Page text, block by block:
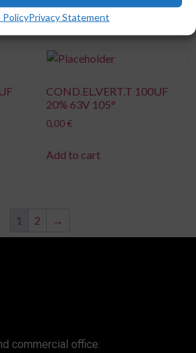
PolicyPrivacy Statement
Add to cart
COND.EL.VERT.T 100UF
20% 63V 105°
0,00€
Add to cart
1 2 →
commercial office: